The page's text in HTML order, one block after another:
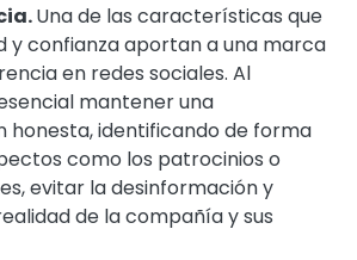
Una de las características que
y confianza aportan a una marca
en redes sociales. Al
mantener una
honesta, identificando de forma
como los patrocinios o
evitar la desinformación y
de la compañía y sus